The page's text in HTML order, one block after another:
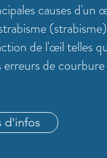
causes d'un
de l'œil telles
erreurs de
d'infos